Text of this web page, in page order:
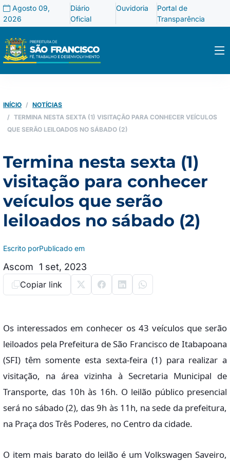
Agosto 09,
2026
Diário
Oficial
Ouvidoria
Portal de
Transparência
INÍCIO
NOTÍCIAS
TERMINA NESTA SEXTA (1) VISITAÇÃO PARA CONHECER VEÍCULOS
QUE SERÃO LEILOADOS NO SÁBADO (2)
Termina nesta sexta (1)
visitação para conhecer
veículos que serão
leiloados no sábado (2)
Escrito por
Ascom
Publicado em
1 set, 2023
Copiar link
Os interessados em conhecer os 43 veículos que serão
leiloados pela Prefeitura de São Francisco de Itabapoana
(SFI) têm somente esta sexta-feira (1) para realizar a
visitação, na área vizinha à Secretaria Municipal de
Transporte, das 10h às 16h. O leilão público presencial
será no sábado (2), das 9h às 11h, na sede da prefeitura,
na Praça dos Três Poderes, no Centro da cidade.
O item mais barato do leilão é um Volkswagen Saveiro,